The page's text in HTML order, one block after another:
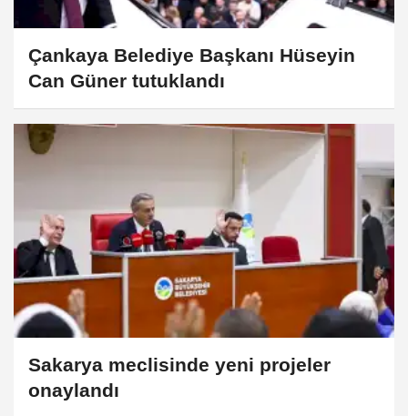
Çankaya Belediye Başkanı Hüseyin
Can Güner tutuklandı
Sakarya meclisinde yeni projeler
onaylandı